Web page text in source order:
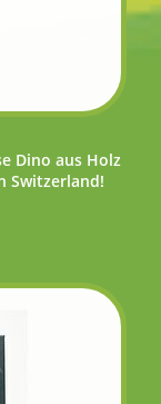
Dino aus Holz
Switzerland!